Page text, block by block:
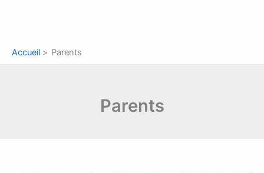
Accueil Parents
Parents